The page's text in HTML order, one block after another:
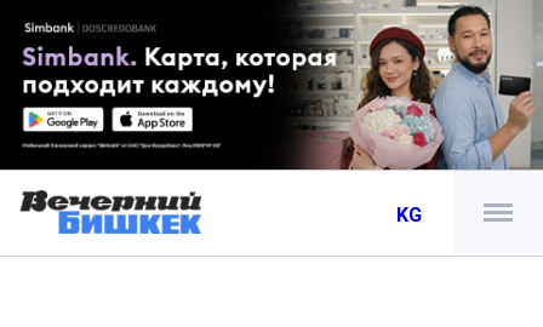
KG